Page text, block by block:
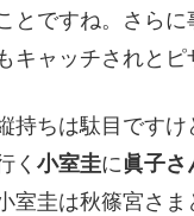
とですね。さら
キャッチされとピ
持ちは駄目です
く 小室圭に眞子さ
室圭は秋篠宮さ